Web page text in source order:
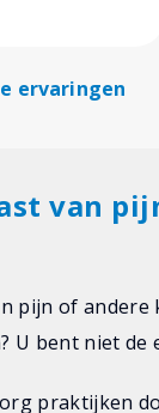
ervaringen
van
pijn of andere
U bent niet de
praktijken